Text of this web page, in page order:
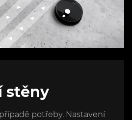
stěny
potřeby. Nastavení